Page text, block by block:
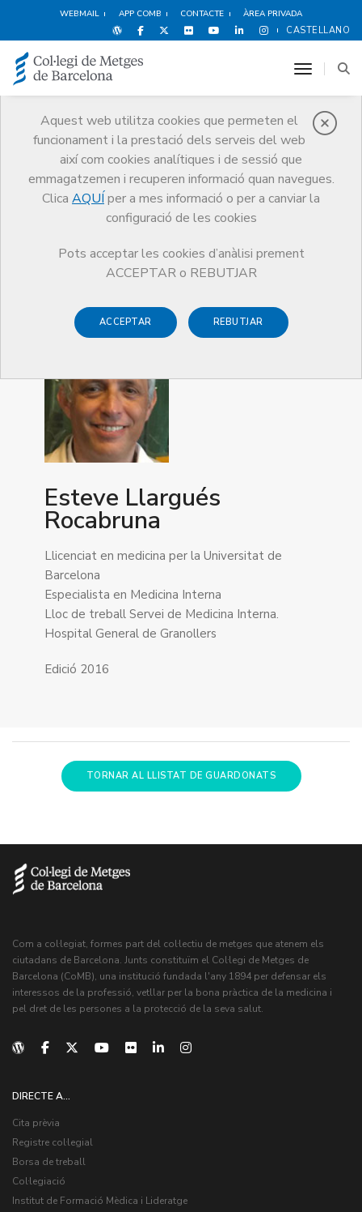
WEBMAIL APP COMB CONTACTE ÀREA PRIVADA
CASTELLANO
Aquest web utilitza cookies que permeten el
funcionament i la prestació dels serveis del web
així com cookies analítiques i de sessió que
emmagatzemen i recuperen informació quan navegues.
Clica AQUÍ per a mes informació o per a canviar la
configuració de les cookies
Pots acceptar les cookies d’anàlisi prement
ACCEPTAR o REBUTJAR
ACCEPTAR REBUTJAR
toggle
Premis
Premis Guardonat Edició 2016
Guardonat Edició 2016
Esteve Llargués
Rocabruna
Llicenciat en medicina per la Universitat de
Barcelona
Especialista en Medicina Interna
Lloc de treball Servei de Medicina Interna.
Hospital General de Granollers
Edició 2016
TORNAR AL LLISTAT DE GUARDONATS
Com a col·legiat, formes part del col·lectiu de metges que atenem els
ciutadans de Barcelona. Junts constituïm el Col·legi de Metges de
Barcelona (CoMB), una institució fundada l'any 1894 per defensar els
interessos de la professió, vetllar per la bona pràctica de la medicina i
pel dret de les persones a la protecció de la seva salut.
DIRECTE A...
Cita prèvia
Registre col·legial
Borsa de treball
Col·legiació
Institut de Formació Mèdica i Lideratge